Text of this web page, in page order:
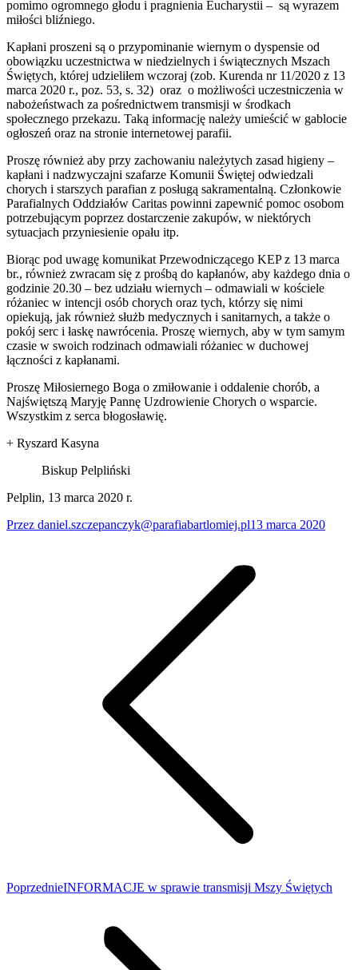
pomimo ogromnego głodu i pragnienia Eucharystii – są wyrazem
miłości bliźniego.
Kapłani proszeni są o przypominanie wiernym o dyspensie od
obowiązku uczestnictwa w niedzielnych i świątecznych Mszach
Świętych, której udzieliłem wczoraj (zob. Kurenda nr 11/2020 z 13
marca 2020 r., poz. 53, s. 32) oraz o możliwości uczestniczenia w
nabożeństwach za pośrednictwem transmisji w środkach
społecznego przekazu. Taką informację należy umieścić w gablocie
ogłoszeń oraz na stronie internetowej parafii.
Proszę również aby przy zachowaniu należytych zasad higieny –
kapłani i nadzwyczajni szafarze Komunii Świętej odwiedzali
chorych i starszych parafian z posługą sakramentalną. Członkowie
Parafialnych Oddziałów Caritas powinni zapewnić pomoc osobom
potrzebującym poprzez dostarczenie zakupów, w niektórych
sytuacjach przyniesienie opału itp.
Biorąc pod uwagę komunikat Przewodniczącego KEP z 13 marca
br., również zwracam się z prośbą do kapłanów, aby każdego dnia o
godzinie 20.30 – bez udziału wiernych – odmawiali w kościele
różaniec w intencji osób chorych oraz tych, którzy się nimi
opiekują, jak również służb medycznych i sanitarnych, a także o
pokój serc i łaskę nawrócenia. Proszę wiernych, aby w tym samym
czasie w swoich rodzinach odmawiali różaniec w duchowej
łączności z kapłanami.
Proszę Miłosiernego Boga o zmiłowanie i oddalenie chorób, a
Najświętszą Maryję Pannę Uzdrowienie Chorych o wsparcie.
Wszystkim z serca błogosławię.
+ Ryszard Kasyna
Biskup Pelpliński
Pelplin, 13 marca 2020 r.
Przez daniel.szczepanczyk@parafiabartlomiej.pl13 marca 2020
PoprzedniePoprzedni
INFORMACJE w sprawie transmisji Mszy Świętych